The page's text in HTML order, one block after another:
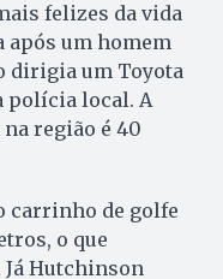
felizes da vida
após um homem
dirigia um Toyota
polícia local. A
região é 40
carrinho de golfe
o que
Já Hutchinson